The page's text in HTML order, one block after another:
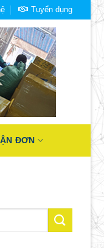
Tuyển dụng
ĐƠN